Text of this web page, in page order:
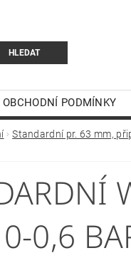
OBCHODNÍ PODMÍNKY
Standardní pr. 63 mm,
0,6